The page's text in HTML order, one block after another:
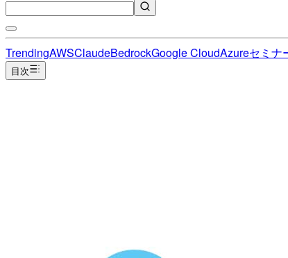
TrendingAWSClaudeBedrockGoogle CloudAzureセミナ
目次